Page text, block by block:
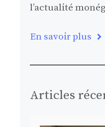
l’actualité
En savoir plus
Articles